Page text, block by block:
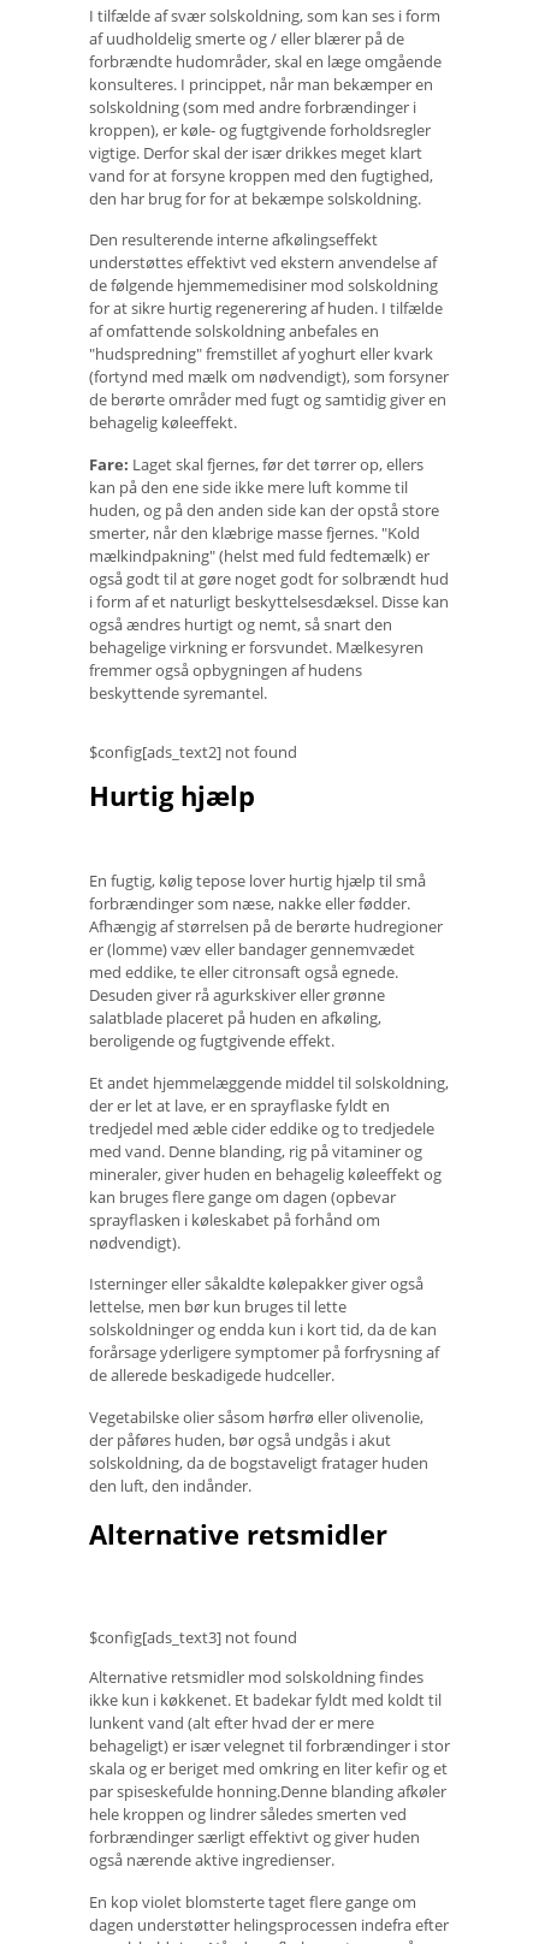
I tilfælde af svær solskoldning, som kan ses i form
af uudholdelig smerte og / eller blærer på de
forbrændte hudområder, skal en læge omgående
konsulteres. I princippet, når man bekæmper en
solskoldning (som med andre forbrændinger i
kroppen), er køle- og fugtgivende forholdsregler
vigtige. Derfor skal der især drikkes meget klart
vand for at forsyne kroppen med den fugtighed,
den har brug for for at bekæmpe solskoldning.
Den resulterende interne afkølingseffekt
understøttes effektivt ved ekstern anvendelse af
de følgende hjemmemedisiner mod solskoldning
for at sikre hurtig regenerering af huden. I tilfælde
af omfattende solskoldning anbefales en
"hudspredning" fremstillet af yoghurt eller kvark
(fortynd med mælk om nødvendigt), som forsyner
de berørte områder med fugt og samtidig giver en
behagelig køleeffekt.
Fare: Laget skal fjernes, før det tørrer op, ellers
kan på den ene side ikke mere luft komme til
huden, og på den anden side kan der opstå store
smerter, når den klæbrige masse fjernes. "Kold
mælkindpakning" (helst med fuld fedtemælk) er
også godt til at gøre noget godt for solbrændt hud
i form af et naturligt beskyttelsesdæksel. Disse kan
også ændres hurtigt og nemt, så snart den
behagelige virkning er forsvundet. Mælkesyren
fremmer også opbygningen af ​​hudens
beskyttende syremantel.
$config[ads_text2] not found
Hurtig hjælp
En fugtig, kølig tepose lover hurtig hjælp til små
forbrændinger som næse, nakke eller fødder.
Afhængig af størrelsen på de berørte hudregioner
er (lomme) væv eller bandager gennemvædet
med eddike, te eller citronsaft også egnede.
Desuden giver rå agurkskiver eller grønne
salatblade placeret på huden en afkøling,
beroligende og fugtgivende effekt.
Et andet hjemmelæggende middel til solskoldning,
der er let at lave, er en sprayflaske fyldt en
tredjedel med æble cider eddike og to tredjedele
med vand. Denne blanding, rig på vitaminer og
mineraler, giver huden en behagelig køleeffekt og
kan bruges flere gange om dagen (opbevar
sprayflasken i køleskabet på forhånd om
nødvendigt).
Isterninger eller såkaldte kølepakker giver også
lettelse, men bør kun bruges til lette
solskoldninger og endda kun i kort tid, da de kan
forårsage yderligere symptomer på forfrysning af
de allerede beskadigede hudceller.
Vegetabilske olier såsom hørfrø eller olivenolie,
der påføres huden, bør også undgås i akut
solskoldning, da de bogstaveligt fratager huden
den luft, den indånder.
Alternative retsmidler
$config[ads_text3] not found
Alternative retsmidler mod solskoldning findes
ikke kun i køkkenet. Et badekar fyldt med koldt til
lunkent vand (alt efter hvad der er mere
behageligt) er især velegnet til forbrændinger i stor
skala og er beriget med omkring en liter kefir og et
par spiseskefulde honning.Denne blanding afkøler
hele kroppen og lindrer således smerten ved
forbrændinger særligt effektivt og giver huden
også nærende aktive ingredienser.
En kop violet blomsterte taget flere gange om
dagen understøtter helingsprocessen indefra efter